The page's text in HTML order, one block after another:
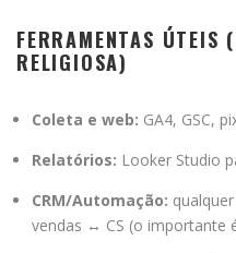
FERRAMENTAS ÚTEIS
RELIGIOSA)
Coleta e web: GA4, GSC,
Relatórios: Looker Studio
CRM/Automação:
vendas ↔ CS (o importante